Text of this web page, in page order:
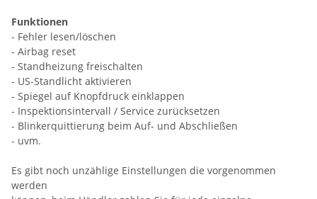
Funktionen
- Fehler lesen/löschen
- Airbag reset
- Standheizung freischalten
- US-Standlicht aktivieren
- Spiegel auf Knopfdruck einklappen
- Inspektionsintervall / Service zurücksetzen
- Blinkerquittierung beim Auf- und Abschließen
- uvm.
Es gibt noch unzählige Einstellungen die vorgenommen
werden